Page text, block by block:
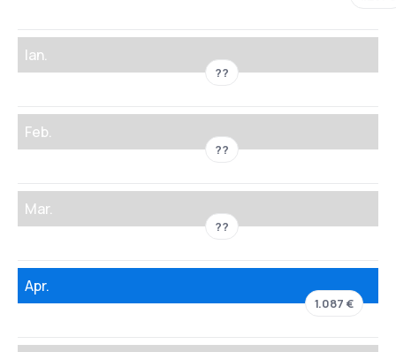
Ian.
??
Feb.
??
Mar.
??
Apr.
1.087 €